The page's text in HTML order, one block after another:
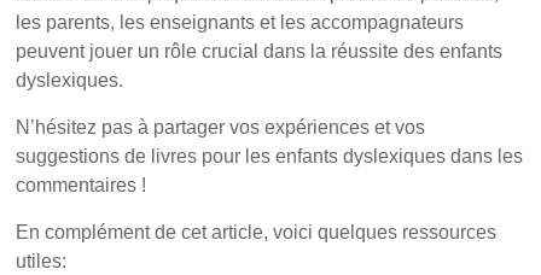
les parents, les enseignants et les accompagnateurs
peuvent jouer un rôle crucial dans la réussite des enfants
dyslexiques.
N’hésitez pas à partager vos expériences et vos
suggestions de livres pour les enfants dyslexiques dans les
commentaires !
En complément de cet article, voici quelques ressources
utiles: